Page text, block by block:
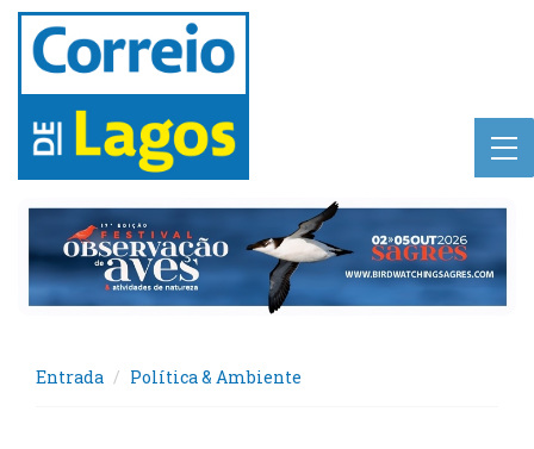
Entrada Política & Ambiente